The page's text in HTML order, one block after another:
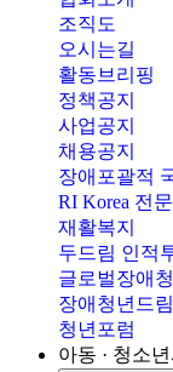
조직도
오시는길
활동브리핑
정책공지
사업공지
채용공지
장애포괄적
RI Korea 전
재활복지
두드림 인적
글로벌장애
장애청년드
청년포럼
아동 · 청소